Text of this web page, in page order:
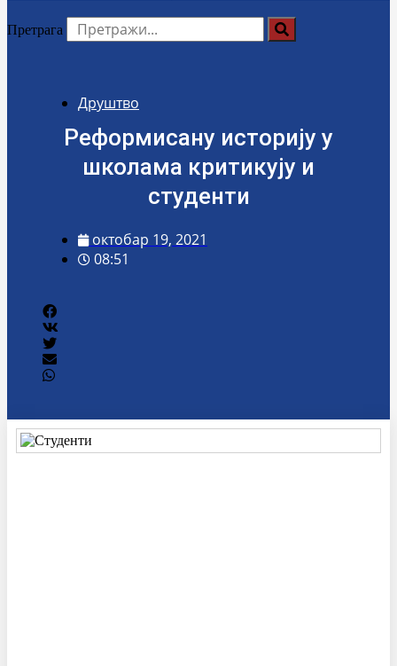
Претрага
Друштво
Реформисану историју у
школама критикују и
студенти
октобар 19, 2021
08:51